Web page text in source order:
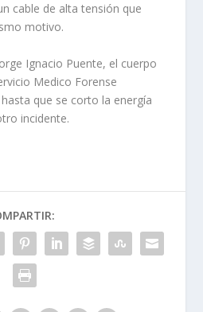
cable de alta tensión que
motivo.
Ignacio Puente, el cuerpo
Medico Forense
que se corto la energía
incidente.